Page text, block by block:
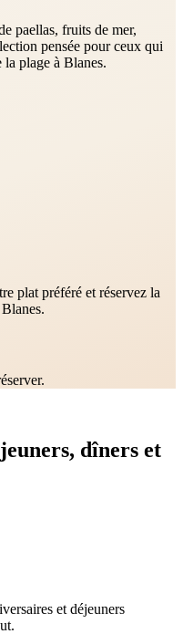
paellas, fruits de mer,
pensée pour ceux qui
plage à Blanes.
plat préféré et réservez la
dîners et
et déjeuners